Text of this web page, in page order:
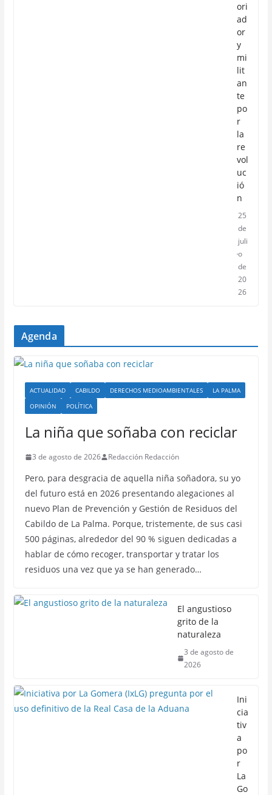
ori
ad
or
y
mi
lit
an
te
po
r
la
re
vol
uc
ió
n
25
de
juli
o
de
20
26
Agenda
ACTUALIDAD CABILDO DERECHOS MEDIOAMBIENTALES
LA PALMA
OPINIÓN
POLÍTICA
La niña que soñaba con reciclar
3 de agosto de 2026 Redacción Redacción
Pero, para desgracia de aquella niña soñadora, su yo
del futuro está en 2026 presentando alegaciones al
nuevo Plan de Prevención y Gestión de Residuos del
Cabildo de La Palma. Porque, tristemente, de sus casi
500 páginas, alrededor del 90 % siguen dedicadas a
hablar de cómo recoger, transportar y tratar los
residuos una vez que ya se han generado…
El angustioso
grito de la
naturaleza
3 de agosto de
2026
Ini
cia
tiv
a
po
r
La
Go